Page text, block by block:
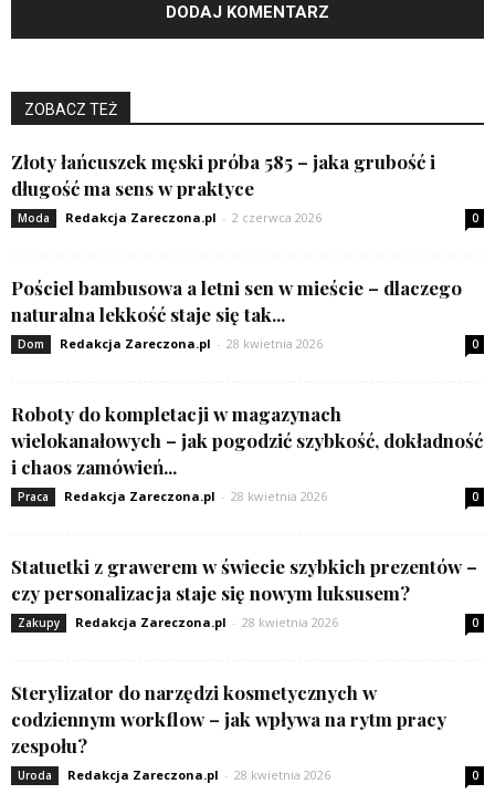
ZOBACZ TEŻ
Złoty łańcuszek męski próba 585 – jaka grubość i
długość ma sens w praktyce
Moda Redakcja Zareczona.pl - 2 czerwca 2026 0
Pościel bambusowa a letni sen w mieście – dlaczego
naturalna lekkość staje się tak...
Dom Redakcja Zareczona.pl - 28 kwietnia 2026 0
Roboty do kompletacji w magazynach
wielokanałowych – jak pogodzić szybkość, dokładność
i chaos zamówień...
Praca Redakcja Zareczona.pl - 28 kwietnia 2026 0
Statuetki z grawerem w świecie szybkich prezentów –
czy personalizacja staje się nowym luksusem?
Zakupy Redakcja Zareczona.pl - 28 kwietnia 2026 0
Sterylizator do narzędzi kosmetycznych w
codziennym workflow – jak wpływa na rytm pracy
zespołu?
Uroda Redakcja Zareczona.pl - 28 kwietnia 2026 0